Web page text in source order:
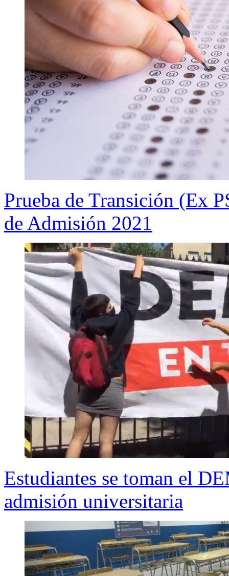
Prueba de Transición (Ex
de Admisión 2021
Estudiantes se toman el
admisión universitaria